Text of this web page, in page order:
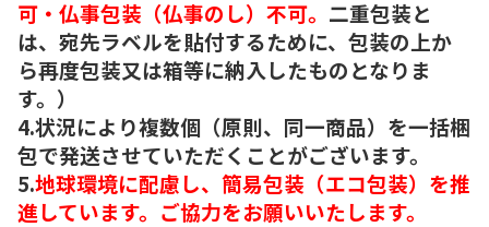
可・仏事包装（仏事のし）不可。 二重包装と
は、宛先ラベルを貼付するために、包装の上か
ら再度包装又は箱等に納入したものとなりま
す。）
4.状況により複数個（原則、同一商品）を一括梱
包で発送させていただくことがございます。
5.地球環境に配慮し、簡易包装（エコ包装）を推
進しています。ご協力をお願いいたします。